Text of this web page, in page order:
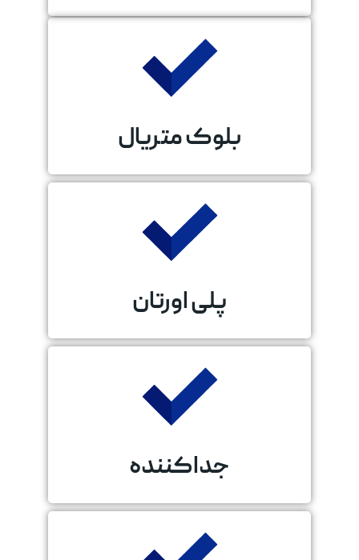
بلوک متریال
پلی اورتان
جداکننده